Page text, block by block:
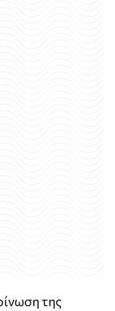
της